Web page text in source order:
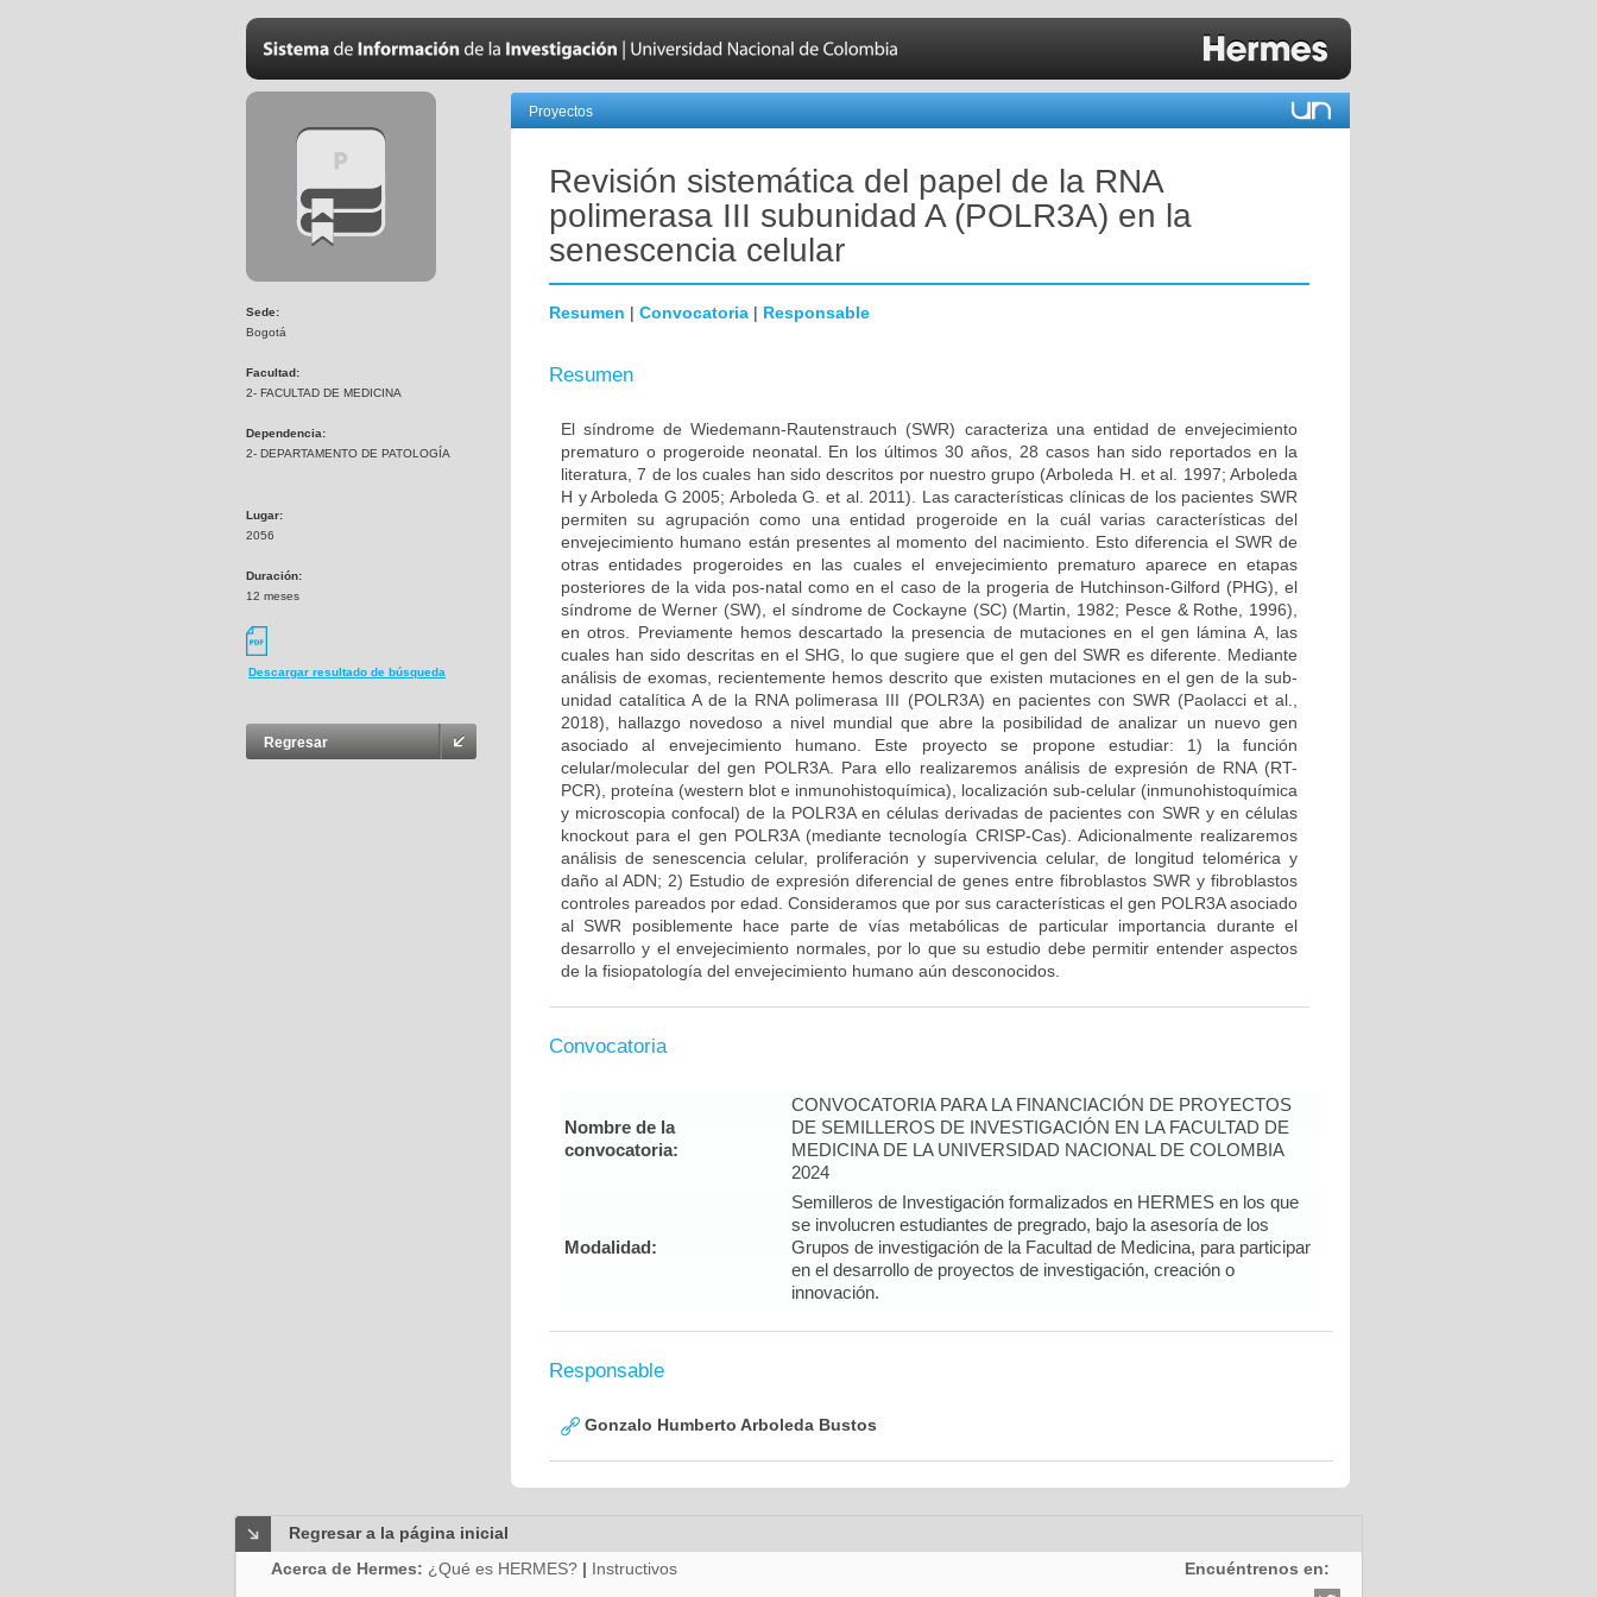
Sede:
Bogotá
Facultad:
2- FACULTAD DE MEDICINA
Dependencia:
2- DEPARTAMENTO DE PATOLOGÍA
Lugar:
2056
Duración:
12 meses
Descargar resultado de búsqueda
Regresar
Proyectos
Revisión sistemática del papel de la RNA
polimerasa III subunidad A (POLR3A) en la
senescencia celular
Resumen | Convocatoria | Responsable
Resumen
El síndrome de Wiedemann-Rautenstrauch (SWR) caracteriza una entidad de envejecimiento
prematuro o progeroide neonatal. En los últimos 30 años, 28 casos han sido reportados en la
literatura, 7 de los cuales han sido descritos por nuestro grupo (Arboleda H. et al. 1997; Arboleda
H y Arboleda G 2005; Arboleda G. et al. 2011). Las características clínicas de los pacientes SWR
permiten su agrupación como una entidad progeroide en la cuál varias características del
envejecimiento humano están presentes al momento del nacimiento. Esto diferencia el SWR de
otras entidades progeroides en las cuales el envejecimiento prematuro aparece en etapas
posteriores de la vida pos-natal como en el caso de la progeria de Hutchinson-Gilford (PHG), el
síndrome de Werner (SW), el síndrome de Cockayne (SC) (Martin, 1982; Pesce & Rothe, 1996),
en otros. Previamente hemos descartado la presencia de mutaciones en el gen lámina A, las
cuales han sido descritas en el SHG, lo que sugiere que el gen del SWR es diferente. Mediante
análisis de exomas, recientemente hemos descrito que existen mutaciones en el gen de la sub-
unidad catalítica A de la RNA polimerasa III (POLR3A) en pacientes con SWR (Paolacci et al.,
2018), hallazgo novedoso a nivel mundial que abre la posibilidad de analizar un nuevo gen
asociado al envejecimiento humano. Este proyecto se propone estudiar: 1) la función
celular/molecular del gen POLR3A. Para ello realizaremos análisis de expresión de RNA (RT-
PCR), proteína (western blot e inmunohistoquímica), localización sub-celular (inmunohistoquímica
y microscopia confocal) de la POLR3A en células derivadas de pacientes con SWR y en células
knockout para el gen POLR3A (mediante tecnología CRISP-Cas). Adicionalmente realizaremos
análisis de senescencia celular, proliferación y supervivencia celular, de longitud telomérica y
daño al ADN; 2) Estudio de expresión diferencial de genes entre fibroblastos SWR y fibroblastos
controles pareados por edad. Consideramos que por sus características el gen POLR3A asociado
al SWR posiblemente hace parte de vías metabólicas de particular importancia durante el
desarrollo y el envejecimiento normales, por lo que su estudio debe permitir entender aspectos
de la fisiopatología del envejecimiento humano aún desconocidos.
Convocatoria
Nombre de la
convocatoria:
CONVOCATORIA PARA LA FINANCIACIÓN DE PROYECTOS
DE SEMILLEROS DE INVESTIGACIÓN EN LA FACULTAD DE
MEDICINA DE LA UNIVERSIDAD NACIONAL DE COLOMBIA
2024
Modalidad:
Semilleros de Investigación formalizados en HERMES en los que
se involucren estudiantes de pregrado, bajo la asesoría de los
Grupos de investigación de la Facultad de Medicina, para participar
en el desarrollo de proyectos de investigación, creación o
innovación.
Responsable
Gonzalo Humberto Arboleda Bustos
Regresar a la página inicial
Acerca de Hermes: ¿Qué es HERMES? | Instructivos Encuéntrenos en: